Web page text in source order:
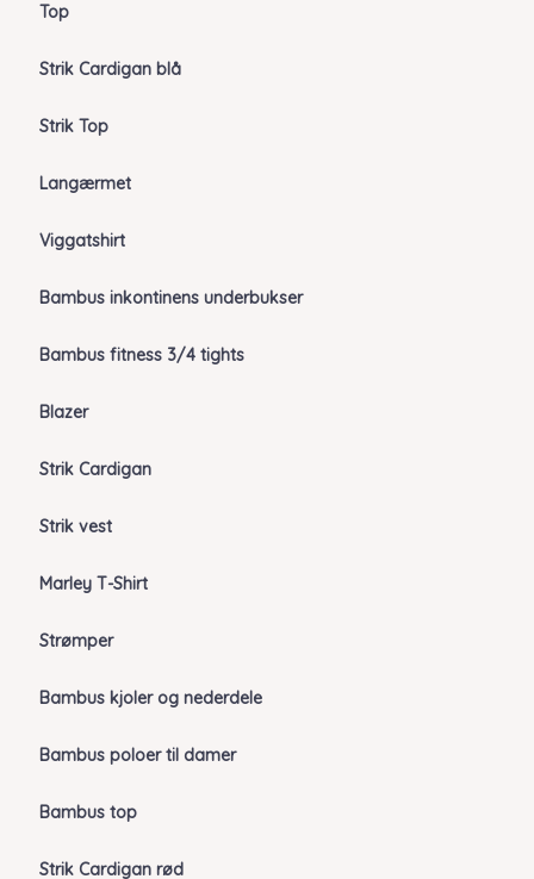
Top
Strik Cardigan blå
Strik Top
Langærmet
Viggatshirt
Bambus inkontinens underbukser
Bambus fitness 3/4 tights
Blazer
Strik Cardigan
Strik vest
Marley T-Shirt
Strømper
Bambus kjoler og nederdele
Bambus poloer til damer
Bambus top
Strik Cardigan rød